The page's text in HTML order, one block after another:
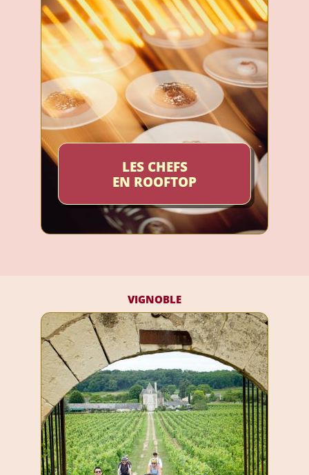
LES CHEFS
EN ROOFTOP
VIGNOBLE